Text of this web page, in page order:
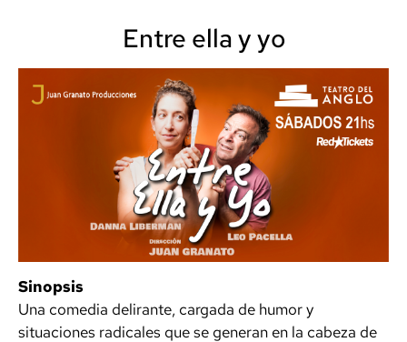
Entre ella y yo
Sinopsis
Una comedia delirante, cargada de humor y
situaciones radicales que se generan en la cabeza de